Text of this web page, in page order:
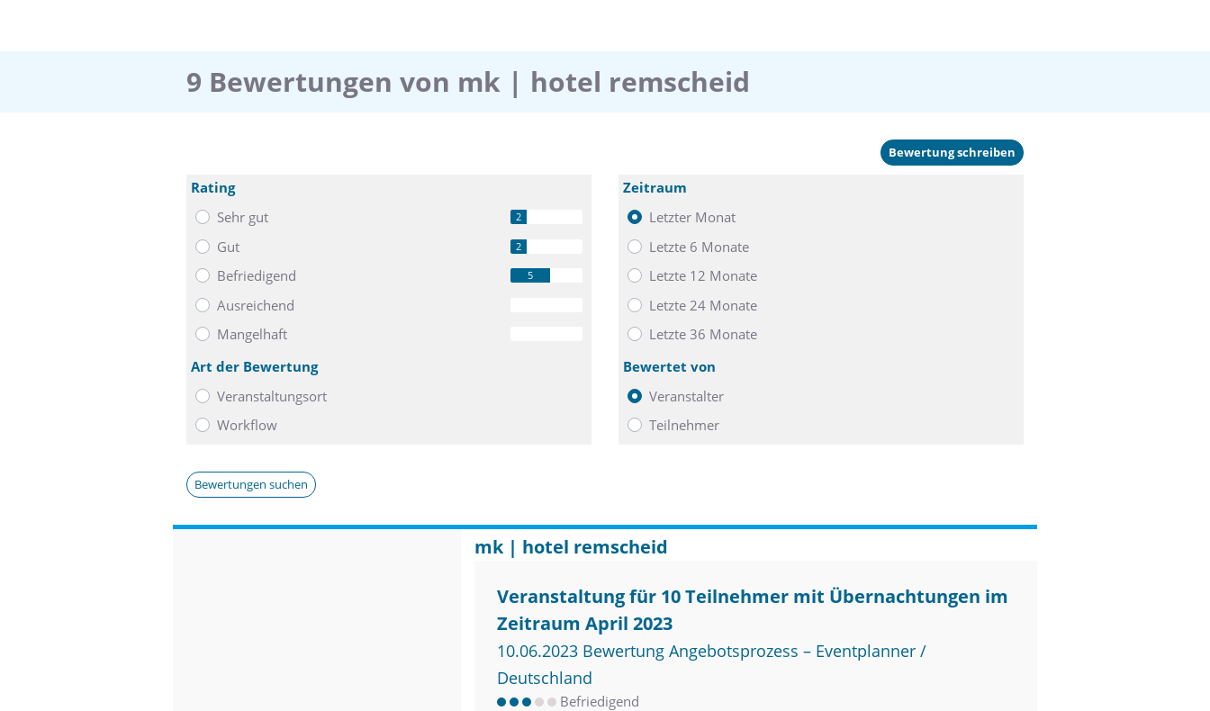
9 Bewertungen von mk | hotel remscheid
Bewertung schreiben
Rating
Sehr gut
2
Gut 2
Befriedigend 5
Ausreichend
Mangelhaft
Zeitraum
Letzter Monat
Letzte 6 Monate
Letzte 12 Monate
Letzte 24 Monate
Letzte 36 Monate
Art der Bewertung
Veranstaltungsort
Workflow
Bewertet von
Veranstalter
Teilnehmer
Bewertungen suchen
mk | hotel remscheid
Veranstaltung für 10 Teilnehmer mit Übernachtungen im
Zeitraum April 2023
10.06.2023 Bewertung Angebotsprozess – Eventplanner /
Deutschland
Befriedigend